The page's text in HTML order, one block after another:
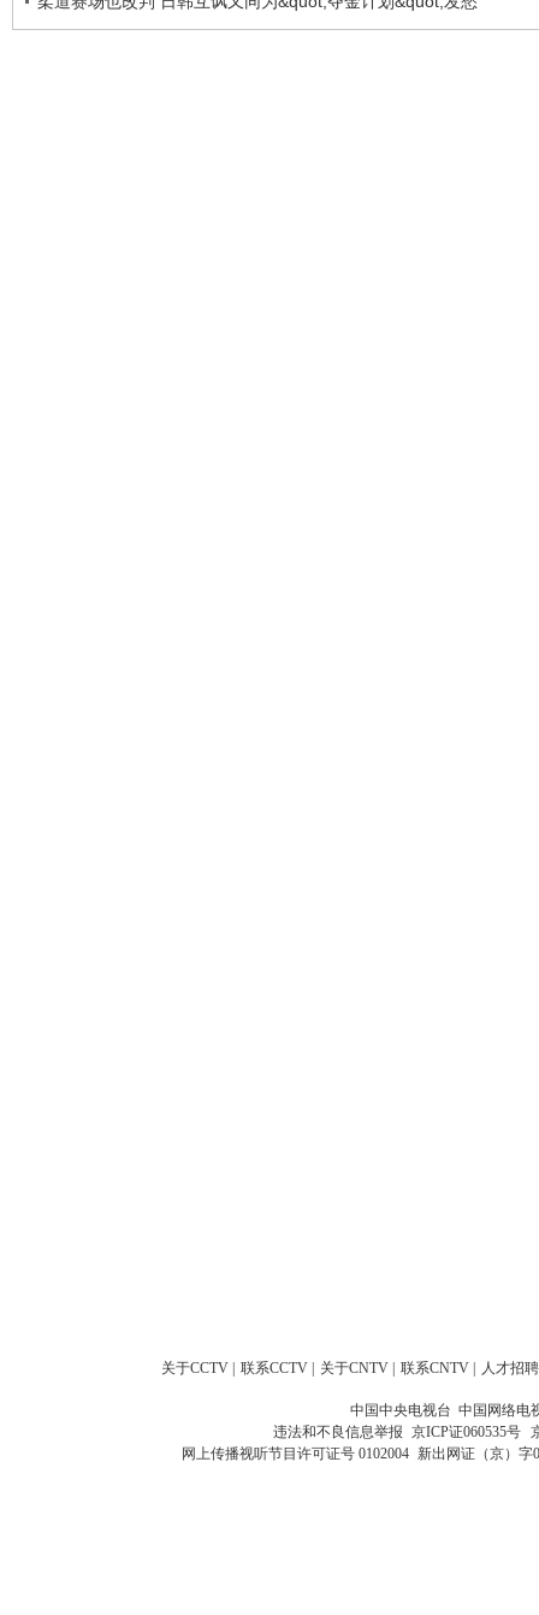
关于CCTV 联系CCTV 关于CNTV 联系CNTV 人才招聘
中国中央电视台 中国网络电
违法和不良信息举报 京ICP证060535号
网上传播视听节目许可证号 0102004 新出网证（京）